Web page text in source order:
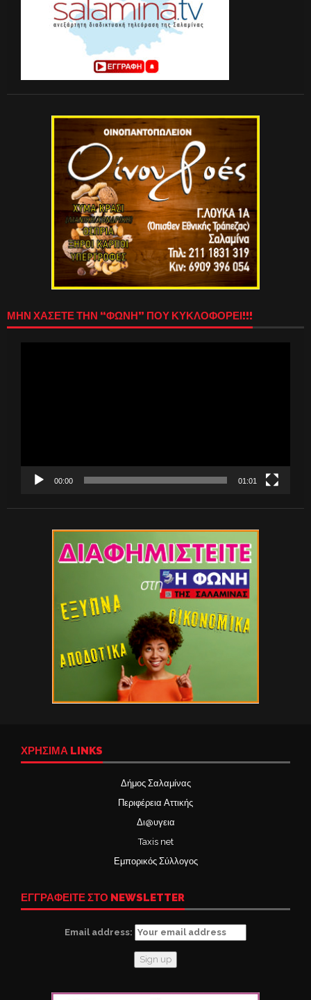
ΜΗΝ ΧΑΣΕΤΕ ΤΗΝ “ΦΩΝΗ” ΠΟΥ ΚΥΚΛΟΦΟΡΕΙ!!!
00:00 01:01
ΧΡΉΣΙΜΑ LINKS
Δήμος Σαλαμίνας
Περιφέρεια Αττικής
Δι@υγεια
Taxis net
Εμπορικός Σύλλογος
ΕΓΓΡΑΦΕΙΤΕ ΣΤΟ NEWSLETTER
Email address: